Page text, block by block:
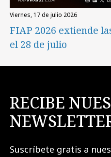
viernes, 17 de julio 2026
FIAP 2026 extiende
el 28 de julio
RECIBE
Suscríbete gratis a